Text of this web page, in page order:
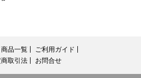
商品一覧
ご利用ガイド
取引法
お問合せ